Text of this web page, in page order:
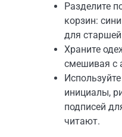
Разделите
корзин:
для
Храните
смешивая с
инициалы,
подписей
читают.